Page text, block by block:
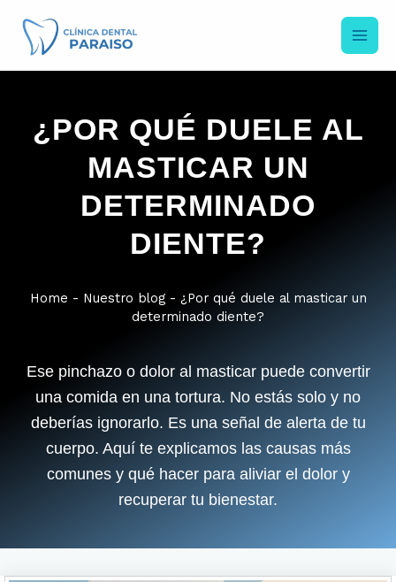
contenido
¿POR QUÉ DUELE AL
MASTICAR UN
DETERMINADO
DIENTE?
Home - Nuestro blog- ¿Por qué duele al masticar un
determinado diente?
Ese pinchazo o dolor al masticar puede convertir
una comida en una tortura. No estás solo y no
deberías ignorarlo. Es una señal de alerta de tu
cuerpo. Aquí te explicamos las causas más
comunes y qué hacer para aliviar el dolor y
recuperar tu bienestar.